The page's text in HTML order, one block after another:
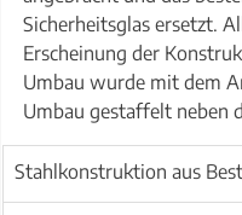
Sicherheitsglas ersetzt.
Erscheinung der
Umbau wurde mit dem
Umbau gestaffelt neben
Stahlkonstruktion aus